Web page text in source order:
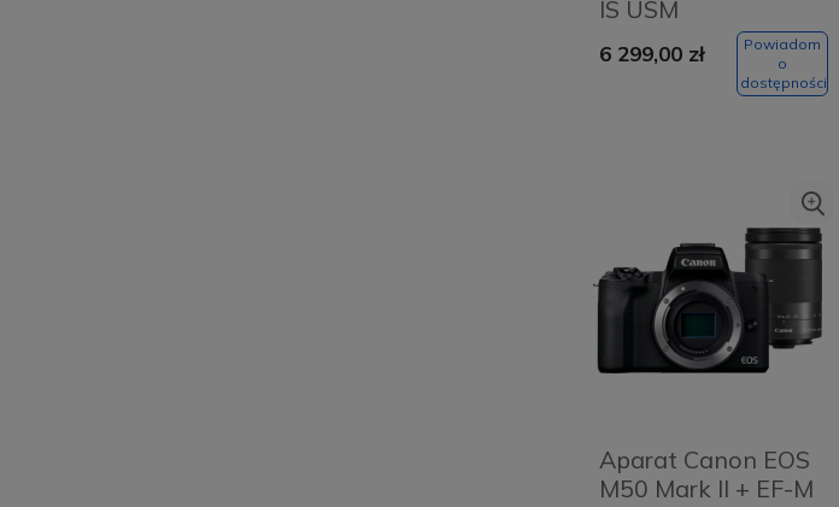
IS USM
6 299,00 zł
Powiadom
o
dostępności
Aparat Canon EOS
M50 Mark II + EF-M